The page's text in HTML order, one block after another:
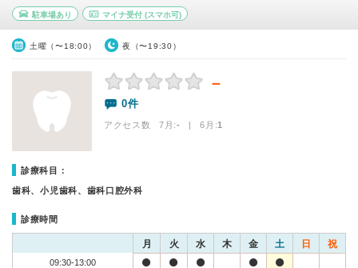
駐車場あり マイナ受付(スマホ可)
土曜（〜18:00） 夜（〜19:30）
－
0件
アクセス数 7月:- | 6月:1
診療科目：
歯科、小児歯科、歯科口腔外科
診療時間
月 火 水 木 金 土 日 祝
09:30-13:00